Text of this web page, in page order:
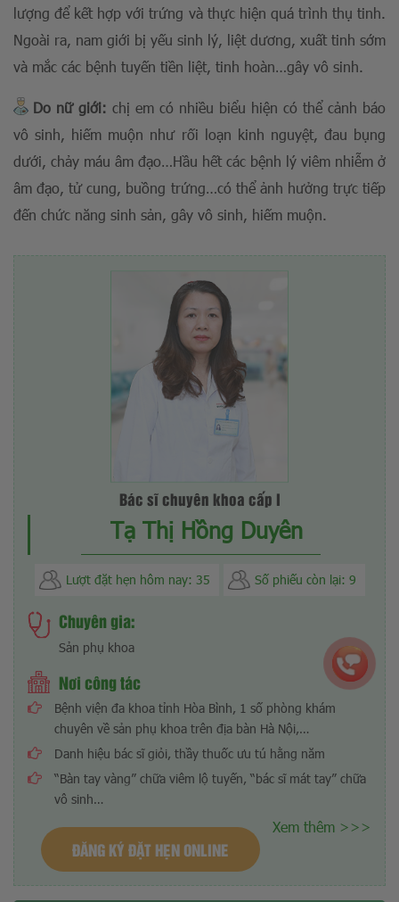
lượng để kết hợp với trứng và thực hiện quá trình thụ tinh.
Ngoài ra, nam giới bị yếu sinh lý, liệt dương, xuất tinh sớm
và mắc các bệnh tuyến tiền liệt, tinh hoàn…gây vô sinh.
Do nữ giới: chị em có nhiều biểu hiện có thể cảnh báo
vô sinh, hiếm muộn như rối loạn kinh nguyệt, đau bụng
dưới, chảy máu âm đạo…Hầu hết các bệnh lý viêm nhiễm ở
âm đạo, tử cung, buồng trứng…có thể ảnh hưởng trực tiếp
đến chức năng sinh sản, gây vô sinh, hiếm muộn.
Bác sĩ chuyên khoa cấp I
Tạ Thị Hồng Duyên
Lượt đặt hẹn hôm nay: 35 Số phiếu còn lại: 9
Chuyên gia:
Sản phụ khoa
Nơi công tác
Bệnh viện đa khoa tỉnh Hòa Bình, 1 số phòng khám
chuyên về sản phụ khoa trên địa bàn Hà Nội,…
Danh hiệu bác sĩ giỏi, thầy thuốc ưu tú hằng năm
“Bàn tay vàng” chữa viêm lộ tuyến, “bác sĩ mát tay” chữa
vô sinh…
Xem thêm >>>
ĐĂNG KÝ ĐẶT HẸN ONLINE